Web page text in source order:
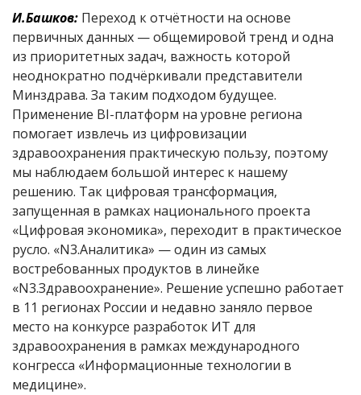
И.Башков: Переход к отчётности на основе
первичных данных — общемировой тренд и одна
из приоритетных задач, важность которой
неоднократно подчёркивали представители
Минздрава. За таким подходом будущее.
Применение BI-платформ на уровне региона
помогает извлечь из цифровизации
здравоохранения практическую пользу, поэтому
мы наблюдаем большой интерес к нашему
решению. Так цифровая трансформация,
запущенная в рамках национального проекта
«Цифровая экономика», переходит в практическое
русло. «N3.Аналитика» — один из самых
востребованных продуктов в линейке
«N3.Здравоохранение». Решение успешно работает
в 11 регионах России и недавно заняло первое
место на конкурсе разработок ИТ для
здравоохранения в рамках международного
конгресса «Информационные технологии в
медицине».